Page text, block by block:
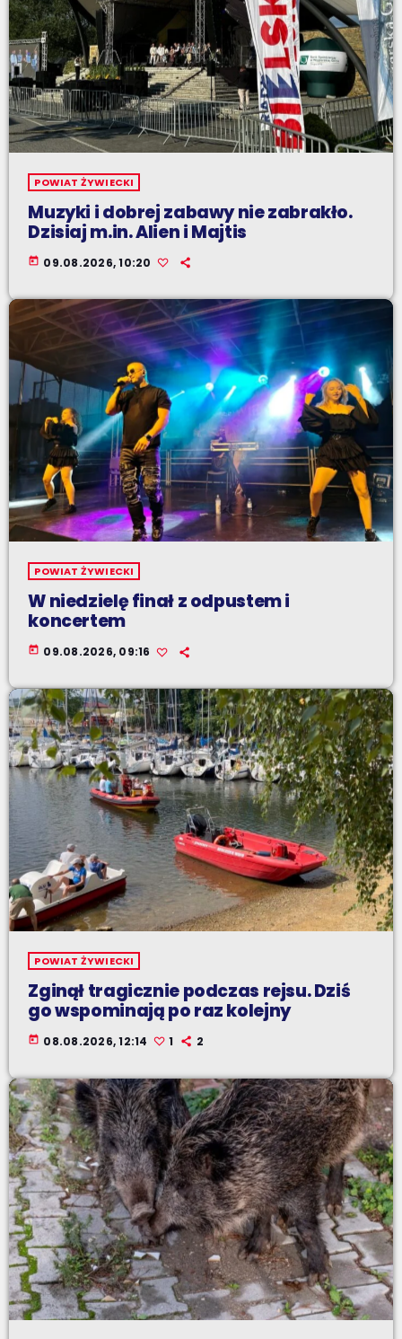
POWIAT ŻYWIECKI
Muzyki i dobrej zabawy nie zabrakło.
Dzisiaj m.in. Alien i Majtis
today 09.08.2026, 10:20
POWIAT ŻYWIECKI
W niedzielę finał z odpustem i
koncertem
today 09.08.2026, 09:16
POWIAT ŻYWIECKI
Zginął tragicznie podczas rejsu. Dziś
go wspominają po raz kolejny
today 08.08.2026, 12:14 1 2